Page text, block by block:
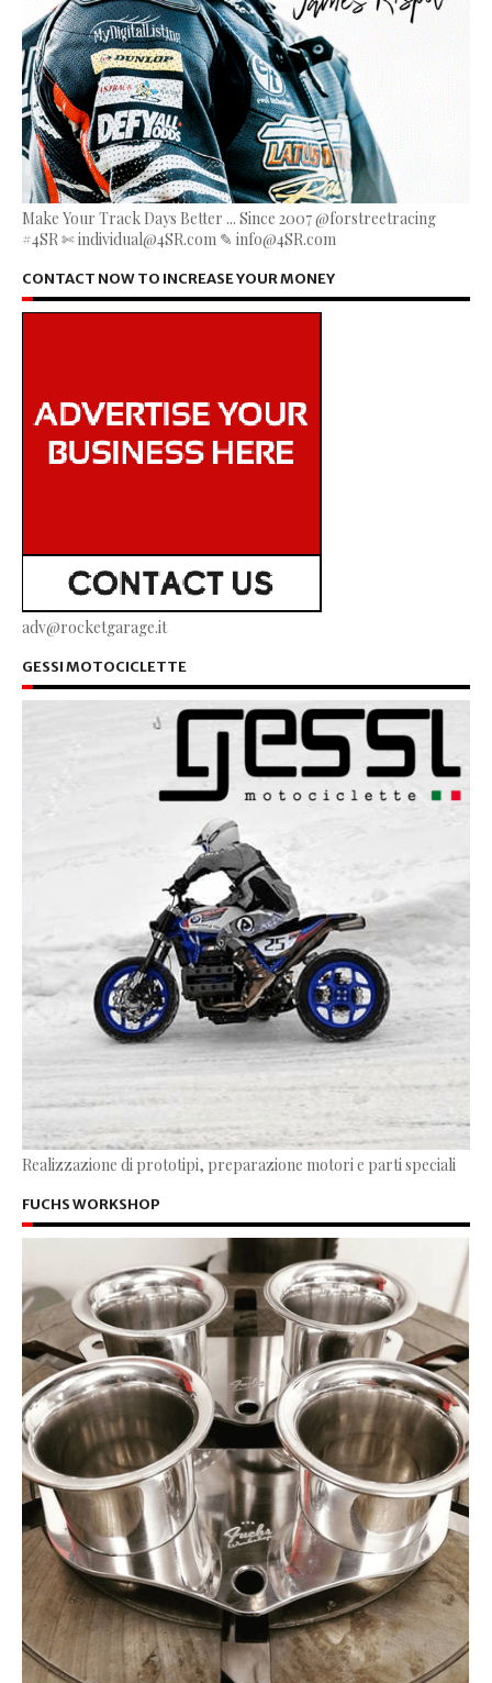
Make Your Track Days Better ... Since 2007 @forstreetracing
#4SR ✄ individual@4SR.com ✎ info@4SR.com
CONTACT NOW TO INCREASE YOUR MONEY
adv@rocketgarage.it
GESSI MOTOCICLETTE
Realizzazione di prototipi, preparazione motori e parti speciali
FUCHS WORKSHOP